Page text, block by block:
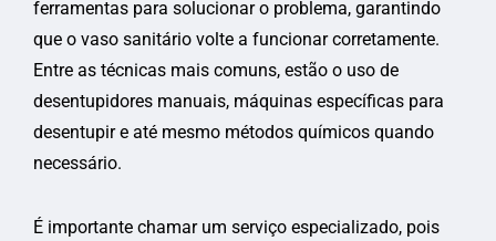
ferramentas para solucionar o problema, garantindo
que o vaso sanitário volte a funcionar corretamente.
Entre as técnicas mais comuns, estão o uso de
desentupidores manuais, máquinas específicas para
desentupir e até mesmo métodos químicos quando
necessário.
É importante chamar um serviço especializado, pois